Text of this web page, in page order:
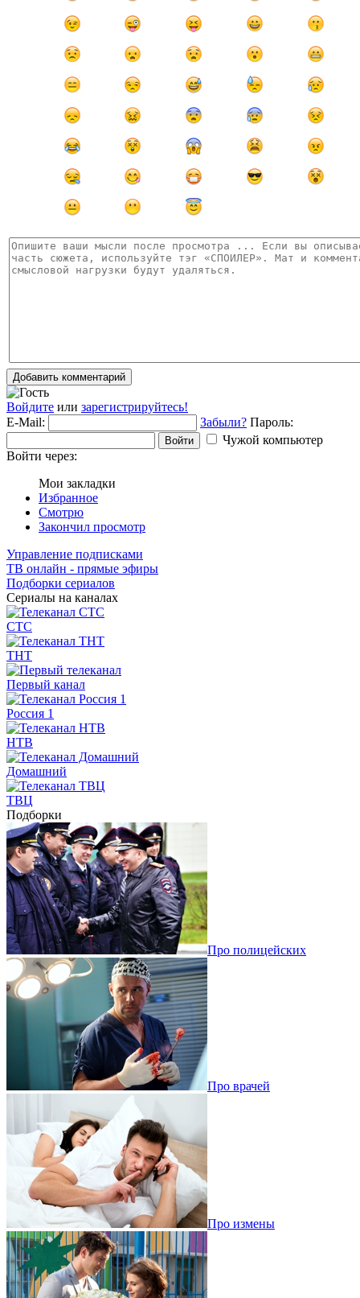
Добавить комментарий
Войдите или зарегистрируйтесь!
E-Mail:
Забыли? Пароль:
Войти
Чужой компьютер
Войти через:
Мои закладки
Избранное
Смотрю
Закончил просмотр
Управление подписками
ТВ онлайн - прямые эфиры
Подборки сериалов
Сериалы на каналах
СТС
ТНТ
Первый канал
Россия 1
НТВ
Домашний
ТВЦ
Подборки
Про полицейских
Про врачей
Про измены